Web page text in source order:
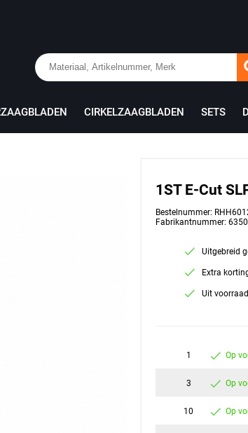
CIRKELZAAGBLADEN SETS
1ST E-Cut
Bestelnummer:
Fabrikantnummer:
Uitgebreid
Extra
Uit
1 Op
3 Op
10 Op